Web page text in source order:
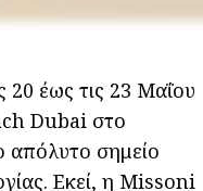
έως τις 23 Μαΐου
Dubai στο
σημείο
Εκεί, η Missoni